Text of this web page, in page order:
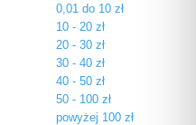
0,01 do 10 zł
10 - 20 zł
20 - 30 zł
30 - 40 zł
40 - 50 zł
50 - 100 zł
powyżej 100 zł